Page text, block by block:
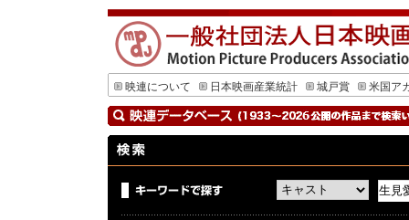
映連について 日本映画産業統計 城戸賞 米国ア